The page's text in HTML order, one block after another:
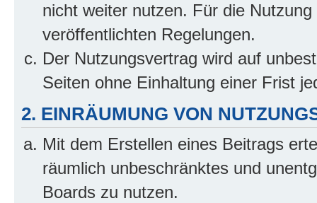
nicht weiter nutzen. Für die
veröffentlichten Regelungen.
Der Nutzungsvertrag wird auf
Seiten ohne Einhaltung einer Frist
2. EINRÄUMUNG VON
Mit dem Erstellen eines Beitrags
räumlich unbeschränktes und
Boards zu nutzen.